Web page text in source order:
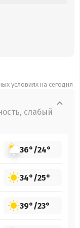
условиях на сегодня
слабый
36°/24°
34°/25°
39°/23°